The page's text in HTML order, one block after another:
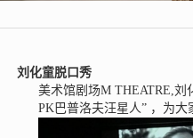
刘化童脱口秀
美术馆剧场M THEATRE,刘
PK巴普洛夫汪星人” ，为大